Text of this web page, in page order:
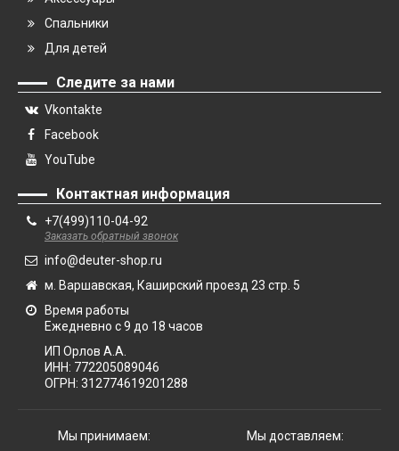
Спальники
Для детей
Следите за нами
Vkontakte
Facebook
YouTube
Контактная информация
+7(499)110-04-92
Заказать обратный звонок
info@deuter-shop.ru
м. Варшавская, Каширский проезд 23 стр. 5
Время работы
Ежедневно с 9 до 18 часов
ИП Орлов А.А.
ИНН: 772205089046
ОГРН: 312774619201288
Мы принимаем: Мы доставляем: